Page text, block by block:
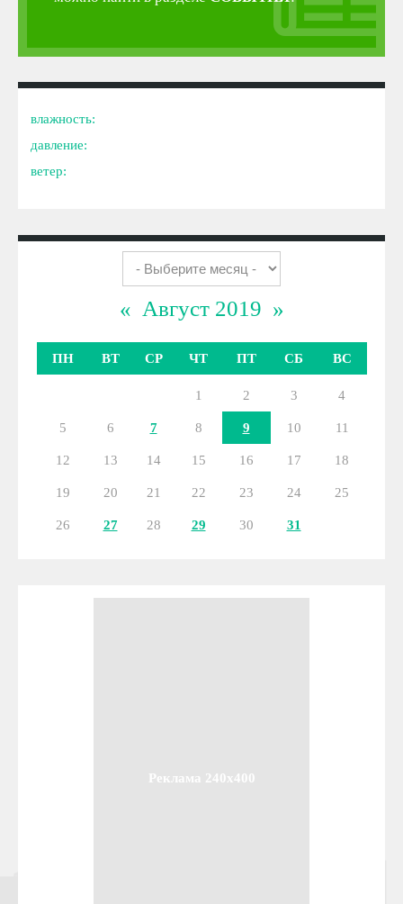
влажность:
давление:
ветер:
« Август 2019 »
ПН ВТ СР ЧТ ПТ СБ ВС
1 2 3 4
5 6 7 8 9 10 11
12 13 14 15 16 17 18
19 20 21 22 23 24 25
26 27 28 29 30 31
Реклама 240x400